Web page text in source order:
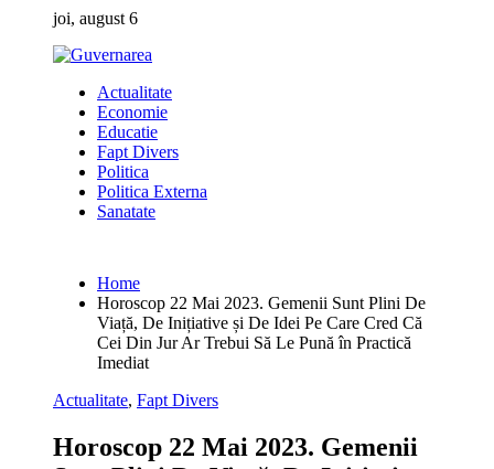
content
joi, august 6
Actualitate
Economie
Educatie
Fapt Divers
Politica
Politica Externa
Sanatate
Home
Horoscop 22 Mai 2023. Gemenii Sunt Plini De
Viață, De Inițiative și De Idei Pe Care Cred Că
Cei Din Jur Ar Trebui Să Le Pună în Practică
Imediat
Actualitate, Fapt Divers
Horoscop 22 Mai 2023. Gemenii